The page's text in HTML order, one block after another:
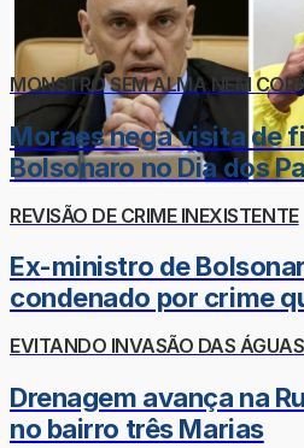
MONSTRO SEM ALMA NEM
Moraes nega visita de
Bolsonaro no Dia dos
REVISÃO DE CRIME INEXISTENTE
Ex-ministro de
condenado por crime
EVITANDO INVASÃO DAS ÁGUAS
Drenagem avança na
no bairro três Marias